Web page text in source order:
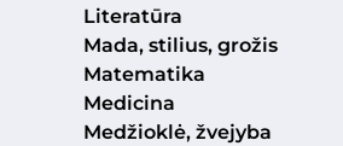
Literatūra
Mada, stilius, grožis
Matematika
Medicina
Medžioklė, žvejyba